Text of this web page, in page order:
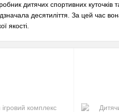
дитячих спортивних куточків
десятиліття. За цей час
якості.